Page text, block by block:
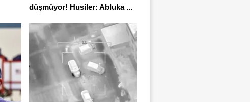
düşmüyor! Husiler: Abluka ...